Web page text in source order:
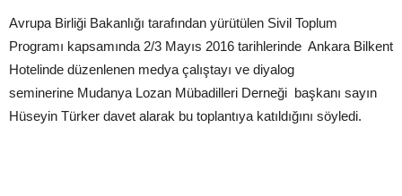
Avrupa Birliği Bakanlığı tarafından yürütülen Sivil Toplum
Programı kapsamında 2/3 Mayıs 2016 tarihlerinde Ankara Bilkent
Hotelinde düzenlenen medya çalıştayı ve diyalog
seminerine Mudanya Lozan Mübadilleri Derneği başkanı sayın
Hüseyin Türker davet alarak bu toplantıya katıldığını söyledi.